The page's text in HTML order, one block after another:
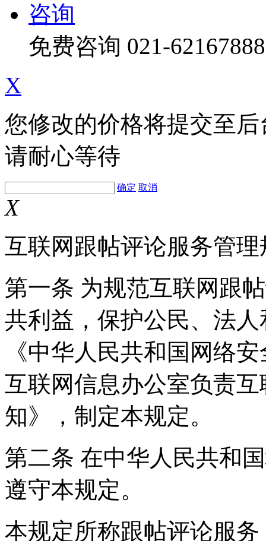
咨询
免费咨询 021-62167888
X
您修改的价格将提交至
请耐心等待
确定 取消
X
互联网跟帖评论服务管理
第一条 为规范互联网跟
共利益，保护公民、法
《中华人民共和国网络
互联网信息办公室负责
知》，制定本规定。
第二条 在中华人民共和
遵守本规定。
本规定所称跟帖评论服